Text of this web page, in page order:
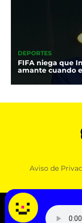
DEPORTES
FIFA niega que
amante cuando
Aviso de
© 2026 SOPITAS.COM -
MÁS!.